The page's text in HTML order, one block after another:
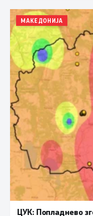
МАКЕДОНИЈА
ЦУК: Попладнево